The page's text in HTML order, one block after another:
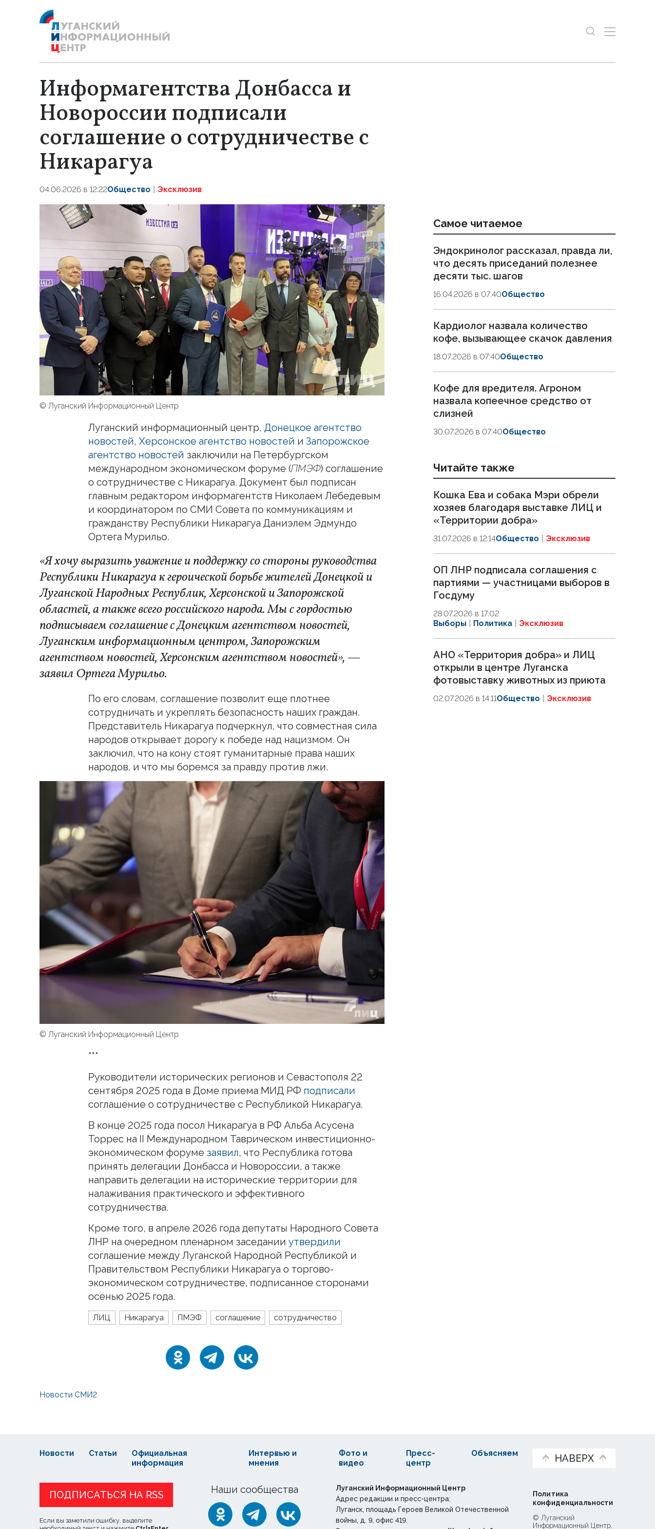
Информагентства Донбасса и
Новороссии подписали
соглашение о сотрудничестве с
Никарагуа
04.06.2026 в 12:22Общество Эксклюзив
© Луганский Информационный Центр
Луганский информационный центр, Донецкое агентство
новостей, Херсонское агентство новостей и Запорожское
агентство новостей заключили на Петербургском
международном экономическом форуме (ПМЭФ) соглашение
о сотрудничестве с Никарагуа. Документ был подписан
главным редактором информагентств Николаем Лебедевым
и координатором по СМИ Совета по коммуникациям и
гражданству Республики Никарагуа Даниэлем Эдмундо
Ортега Мурильо.
«Я хочу выразить уважение и поддержку со стороны руководства
Республики Никарагуа к героической борьбе жителей Донецкой и
Луганской Народных Республик, Херсонской и Запорожской
областей, а также всего российского народа. Мы с гордостью
подписываем соглашение с Донецким агентством новостей,
Луганским информационным центром, Запорожским
агентством новостей, Херсонским агентством новостей», —
заявил Ортега Мурильо.
По его словам, соглашение позволит еще плотнее
сотрудничать и укреплять безопасность наших граждан.
Представитель Никарагуа подчеркнул, что совместная сила
народов открывает дорогу к победе над нацизмом. Он
заключил, что на кону стоят гуманитарные права наших
народов, и что мы боремся за правду против лжи.
© Луганский Информационный Центр
***
Руководители исторических регионов и Севастополя 22
сентября 2025 года в Доме приема МИД РФ подписали
соглашение о сотрудничестве с Республикой Никарагуа.
В конце 2025 года посол Никарагуа в РФ Альба Асусена
Торрес на II Международном Таврическом инвестиционно-
экономическом форуме заявил, что Республика готова
принять делегации Донбасса и Новороссии, а также
направить делегации на исторические территории для
налаживания практического и эффективного
сотрудничества.
Кроме того, в апреле 2026 года депутаты Народного Совета
ЛНР на очередном пленарном заседании утвердили
соглашение между Луганской Народной Республикой и
Правительством Республики Никарагуа о торгово-
экономическом сотрудничестве, подписанное сторонами
осенью 2025 года.
ЛИЦ Никарагуа ПМЭФ соглашение сотрудничество
Самое читаемое
Эндокринолог рассказал, правда ли,
что десять приседаний полезнее
десяти тыс. шагов
16.04.2026 в 07:40Общество
Кардиолог назвала количество
кофе, вызывающее скачок давления
18.07.2026 в 07:40Общество
Кофе для вредителя. Агроном
назвала копеечное средство от
слизней
30.07.2026 в 07:40Общество
Читайте также
Кошка Ева и собака Мэри обрели
хозяев благодаря выставке ЛИЦ и
«Территории добра»
31.07.2026 в 12:14Общество Эксклюзив
ОП ЛНР подписала соглашения с
партиями — участницами выборов в
Госдуму
28.07.2026 в 17:02
Выборы
Политика Эксклюзив
АНО «Территория добра» и ЛИЦ
открыли в центре Луганска
фотовыставку животных из приюта
02.07.2026 в 14:11Общество Эксклюзив
Новости СМИ2
НАВЕРХ
Наши сообщества
ПОДПИСАТЬСЯ НА RSS
Если вы заметили ошибку, выделите
Новости Статьи
Официальная
информация
Интервью и
мнения
Фото и
видео
Пресс-
центр
Объясняем
Политика
конфиденциальности
Луганский Информационный Центр
Адрес редакции и пресс-центра:
Луганск, площадь Героев Великой Отечественной
войны, д. 9, офис 419.
© Луганский
Информационный Центр,